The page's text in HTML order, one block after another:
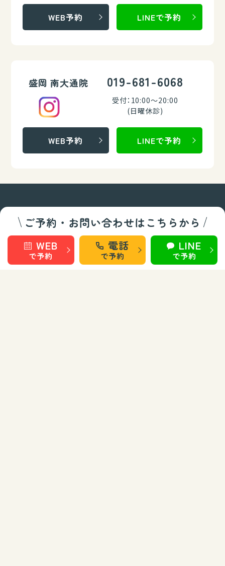
ご予約・お問い合わせはこちらから
WEB
で予約
電話
で予約
LINE
で予約
WEB予約 LINEで予約
盛岡 南大通院 019-681-6068
受付：10:00～20:00
(日曜休診)
WEB予約 LINEで予約
整骨/整体部門